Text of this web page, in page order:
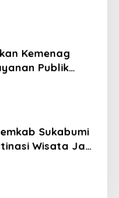
Kemenag
Publik
Sukabumi
Wisata Jadi